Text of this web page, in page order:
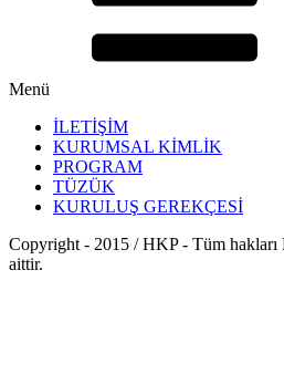
Menü
İLETİŞİM
KURUMSAL KİMLİK
PROGRAM
TÜZÜK
KURULUŞ GEREKÇESİ
Copyright - 2015 / HKP - Tüm hakları
aittir.